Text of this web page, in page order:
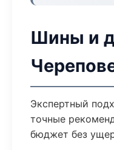
Шины и
Экспертный
точные
бюджет без